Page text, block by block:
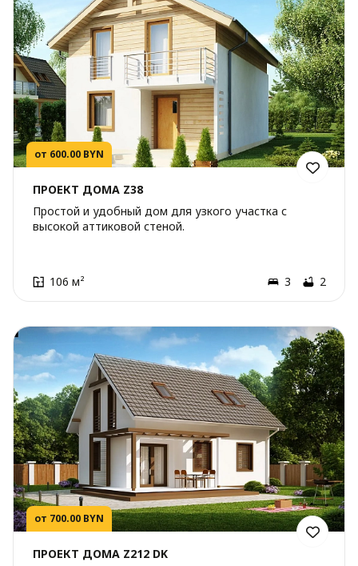
от 600.00 BYN
ПРОЕКТ ДОМА Z38
Простой и удобный дом для узкого участка с
высокой аттиковой стеной.
106 м² 3 2
от 700.00 BYN
ПРОЕКТ ДОМА Z212 DK